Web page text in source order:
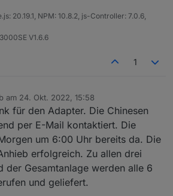
20.19.1, NPM: 10.8.2, js-Controller: 7.0.6,
V1.6.6
1
am 24. Okt. 2022, 15:58
editiert von
für den Adapter. Die Chinesen
per E-Mail kontaktiert. Die
um 6:00 Uhr bereits da. Die
erfolgreich. Zu allen drei
der Gesamtanlage werden alle 6
und geliefert.